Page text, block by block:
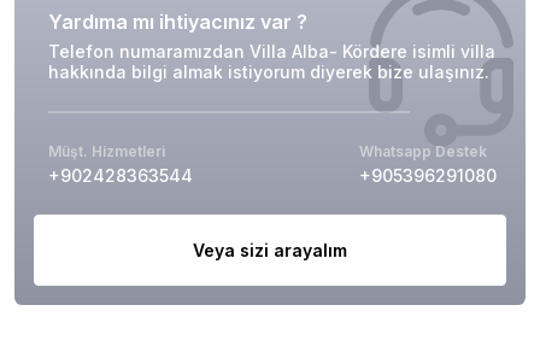
Yardıma mı ihtiyacınız var ?
Telefon numaramızdan Villa Alba- Kördere isimli villa
hakkında bilgi almak istiyorum diyerek bize ulaşınız.
Müşt. Hizmetleri
+902428363544
Whatsapp Destek
+905396291080
Veya sizi arayalım